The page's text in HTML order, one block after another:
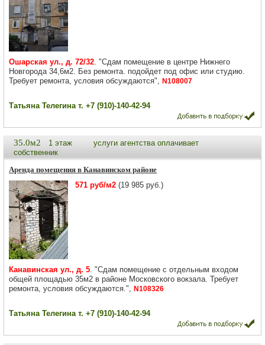
Ошарская ул., д. 72/32. "Сдам помещение в центре Нижнего
Новгорода 34,6м2. Без ремонта. подойдет под офис или студию.
Требует ремонта, условия обсуждаются", N108007
Татьяна Телегина т. +7 (910)-140-42-94
35.0м2 1 этаж
услуги агентства оплачивает
собственник
Аренда помещения в Канавинском районе
571 руб/м2 (19 985 руб.)
Канавинская ул., д. 5. "Сдам помещение с отдельным входом
общей площадью 35м2 в районе Московского вокзала. Требует
ремонта, условия обсуждаются.", N108326
Татьяна Телегина т. +7 (910)-140-42-94